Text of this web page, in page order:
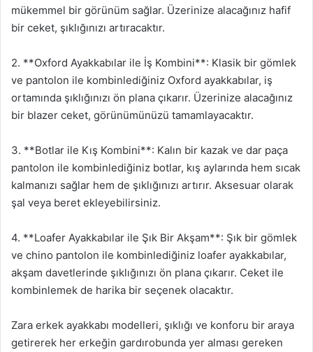
mükemmel bir görünüm sağlar. Üzerinize alacağınız hafif
bir ceket, şıklığınızı artıracaktır.
2. **Oxford Ayakkabılar ile İş Kombini**: Klasik bir gömlek
ve pantolon ile kombinlediğiniz Oxford ayakkabılar, iş
ortamında şıklığınızı ön plana çıkarır. Üzerinize alacağınız
bir blazer ceket, görünümünüzü tamamlayacaktır.
3. **Botlar ile Kış Kombini**: Kalın bir kazak ve dar paça
pantolon ile kombinlediğiniz botlar, kış aylarında hem sıcak
kalmanızı sağlar hem de şıklığınızı artırır. Aksesuar olarak
şal veya beret ekleyebilirsiniz.
4. **Loafer Ayakkabılar ile Şık Bir Akşam**: Şık bir gömlek
ve chino pantolon ile kombinlediğiniz loafer ayakkabılar,
akşam davetlerinde şıklığınızı ön plana çıkarır. Ceket ile
kombinlemek de harika bir seçenek olacaktır.
Zara erkek ayakkabı modelleri, şıklığı ve konforu bir araya
getirerek her erkeğin gardırobunda yer alması gereken